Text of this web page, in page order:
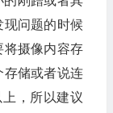
问题的时候
将摄像内容存
存储或者说连
，所以建议